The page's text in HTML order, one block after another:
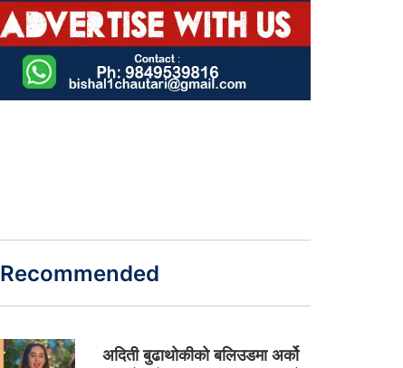
Recommended
अदिती बुढाथोकीको बलिउडमा अर्को